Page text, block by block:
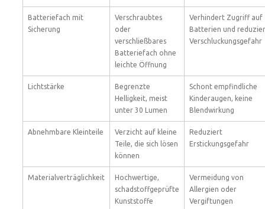
Batteriefach mit
Sicherung
Verschraubtes
oder
verschließbares
Batteriefach ohne
leichte Öffnung
Verhindert Zugriff auf
Batterien und
Verschluckungsgefahr
Lichtstärke
Begrenzte
Helligkeit, meist
unter 30 Lumen
Schont empfindliche
Kinderaugen, keine
Blendwirkung
Abnehmbare Kleinteile
Verzicht auf kleine
Teile, die sich lösen
können
Reduziert
Erstickungsgefahr
Materialverträglichkeit
Hochwertige,
schadstoffgeprüfte
Kunststoffe
Vermeidung von
Allergien oder
Vergiftungen